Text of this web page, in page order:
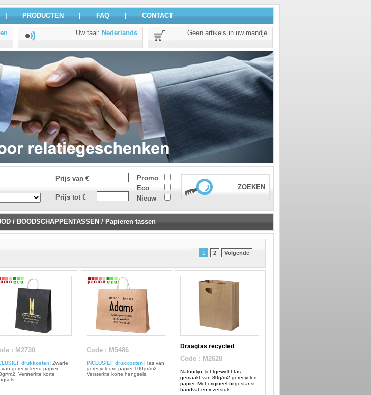
PRODUCTEN FAQ CONTACT
Uw taal : Nederlands Geen artikels in uw mandje
Prijs van €
Promo
Eco
Nieuw
ZOEKEN
Prijs tot €
/ BOODSCHAPPENTASSEN / Papieren tassen
1 2 Volgende
: M2730
drukkosten! Zwarte
van gerecycleerd papier
m2. Versterkte korte
Code : M5486
INCLUSIEF drukkosten! Tas van
gerecycleerd papier 100gr/m2.
Versterkte korte hengsels.
Draagtas recycled
Code : M2628
Natuurlijn, lichtgewicht tas
gemaakt van 80g/m2 gerecycled
papier. Met origineel uitgestanst
handvat en inzetstuk.